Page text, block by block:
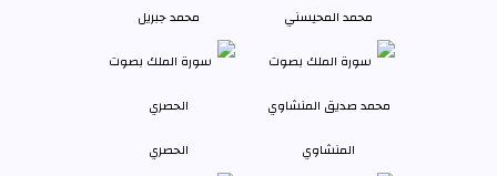
محمد المحيسني محمد جبريل
المنشاوي الحصري